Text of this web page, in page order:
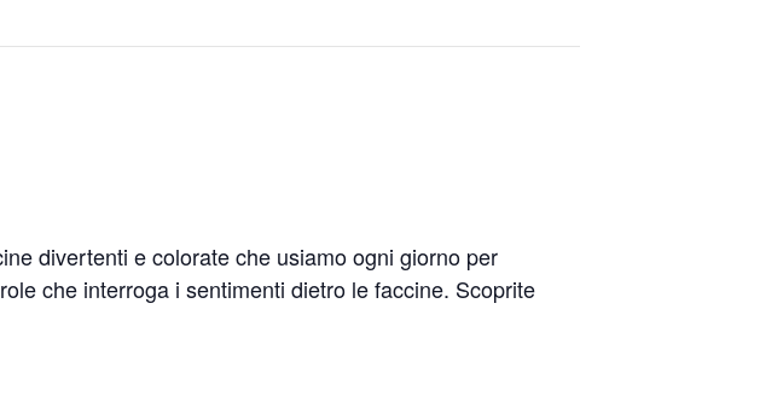
divertenti e colorate che usiamo ogni giorno per
che interroga i sentimenti dietro le faccine. Scoprite